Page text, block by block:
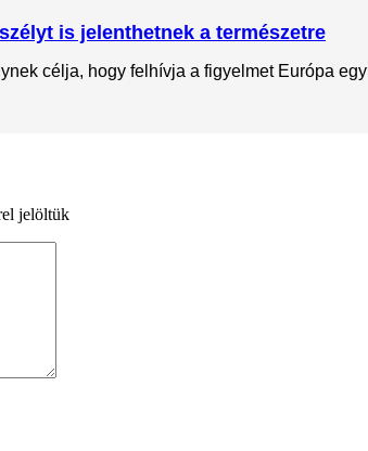
is jelenthetnek a természetre
célja, hogy felhívja a figyelmet Európa
jelöltük